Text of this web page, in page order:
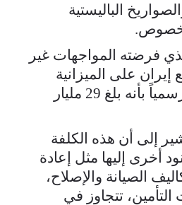
الباليستية
فرضته المواجهات غير
إيران على الميزانية
الأمريكية فقد أُعلن رسمياً بأنه بلغ 29 مليار
إلى أن هذه الكلفة
أخرى إليها مثل إعادة
الصيانة والإصلاح،
تتجاوز في